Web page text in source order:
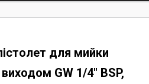
для мийки
GW 1/4″ BSP,